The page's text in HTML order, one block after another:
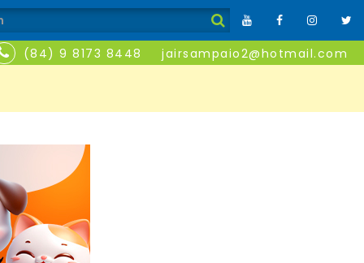
(84) 9 8173 8448 jairsampaio2@hotmail.com